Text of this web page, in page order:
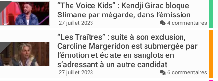
“The Voice Kids” : Kendji Girac bloque
Slimane par mégarde, dans l’émission
27 juillet 2023 4 commentaires
“Les Traîtres” : suite à son exclusion,
Caroline Margeridon est submergée par
l’émotion et éclate en sanglots en
s’adressant à un autre candidat
27 juillet 2023 6 commentaires